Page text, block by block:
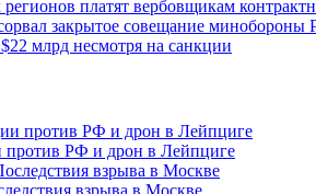
платят вербовщикам
закрытое совещание минобороны
млрд несмотря на санкции
против РФ и дрон в Лейпциге
взрыва в Москве